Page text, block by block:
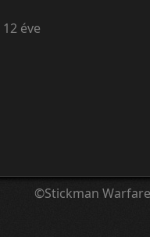
12 éve
©Stickman Warfare